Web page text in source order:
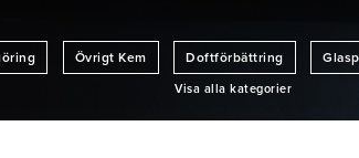
Övrigt Kem Doftförbättring
Visa alla kategorier